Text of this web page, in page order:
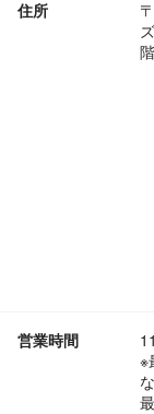
住所
階
営業時間
※